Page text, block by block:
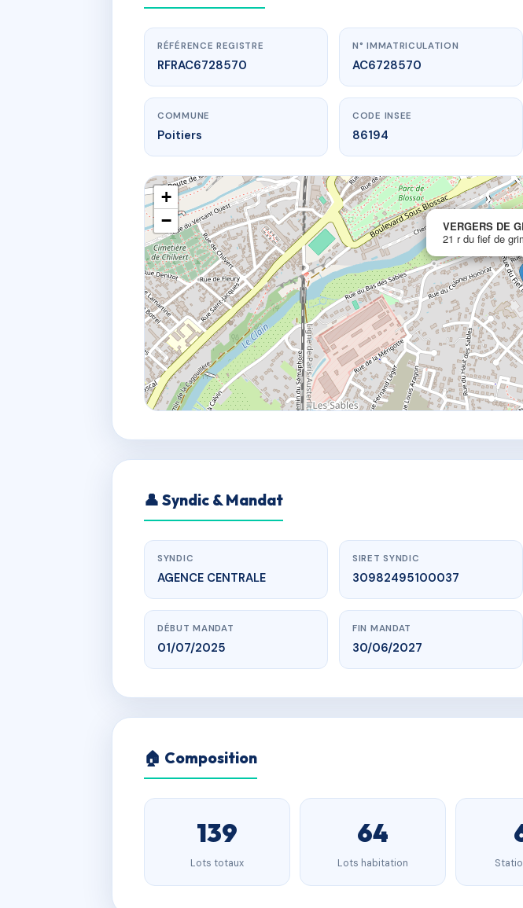
www.vme.plus/AC6728570
VERGERS DE GRIMOIRE (455)
21 r du fief de grimoire86000 Poitiers
RÉFÉRENCE REGISTRE
RFRAC6728570
N° IMMATRICULATION
AC6728570
COMMUNE
Poitiers
CODE INSEE
86194
VERGERS DE
21 r du fief de
+
−
👤 Syndic & Mandat
SYNDIC
AGENCE CENTRALE
SIRET SYNDIC
30982495100037
DÉBUT MANDAT
01/07/2025
FIN MANDAT
30/06/2027
🏠 Composition
139
Lots totaux
64
Lots habitation